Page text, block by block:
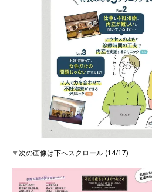
▼次の画像は下へスクロール (14/17)